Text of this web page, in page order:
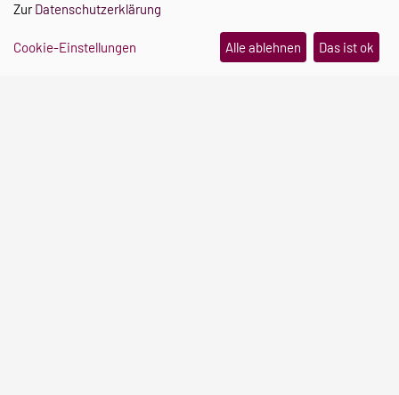
OVGU PRESSEMITTEILUNG
Unicampus als Zukunftswerkstatt für
nachhaltige Bildung in Europa
ZurDatenschutzerklärung
Cookie-Einstellungen Alle ablehnen Das ist ok